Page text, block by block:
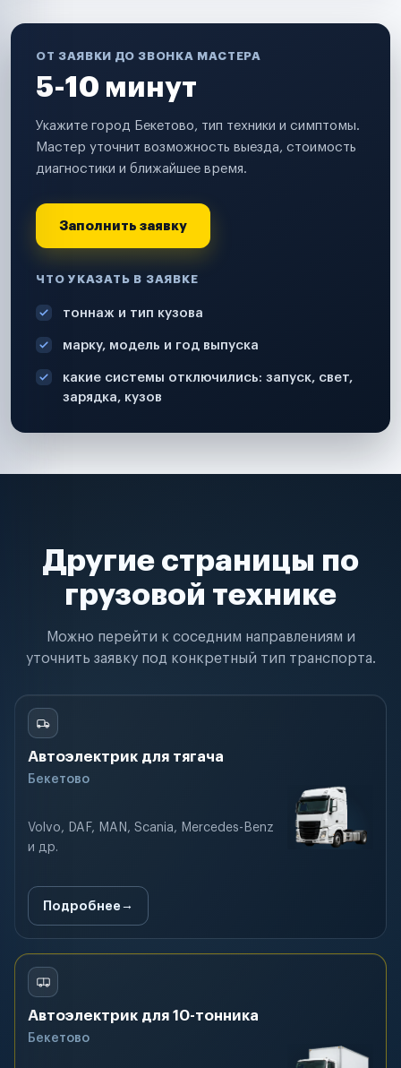
ОТ ЗАЯВКИ ДО ЗВОНКА МАСТЕРА
5-10 минут
Укажите город Бекетово, тип техники и симптомы.
Мастер уточнит возможность выезда, стоимость
диагностики и ближайшее время.
Заполнить заявку
ЧТО УКАЗАТЬ В ЗАЯВКЕ
тоннаж и тип кузова
марку, модель и год выпуска
какие системы отключились: запуск, свет,
зарядка, кузов
Другие страницы по
грузовой технике
Можно перейти к соседним направлениям и
уточнить заявку под конкретный тип транспорта.
Автоэлектрик для тягача
Бекетово
Volvo, DAF, MAN, Scania, Mercedes-Benz
и др.
Подробнее
Автоэлектрик для 10-тонника
Бекетово